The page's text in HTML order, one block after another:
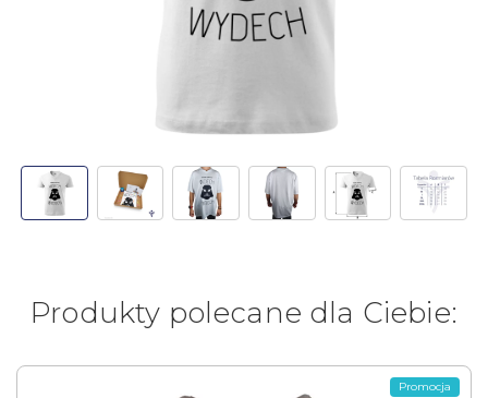
Produkty polecane dla Ciebie:
Promocja